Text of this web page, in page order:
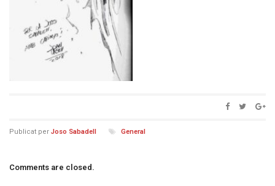
Publicat per Joso Sabadell General
Comments are closed.